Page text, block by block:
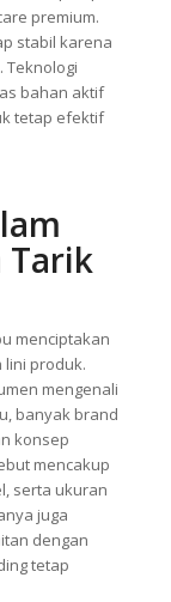
premium.
stabil karena
Teknologi
bahan aktif
tetap efektif
Tarik
menciptakan
produk.
mengenali
banyak brand
konsep
mencakup
serta ukuran
juga
dengan
tetap